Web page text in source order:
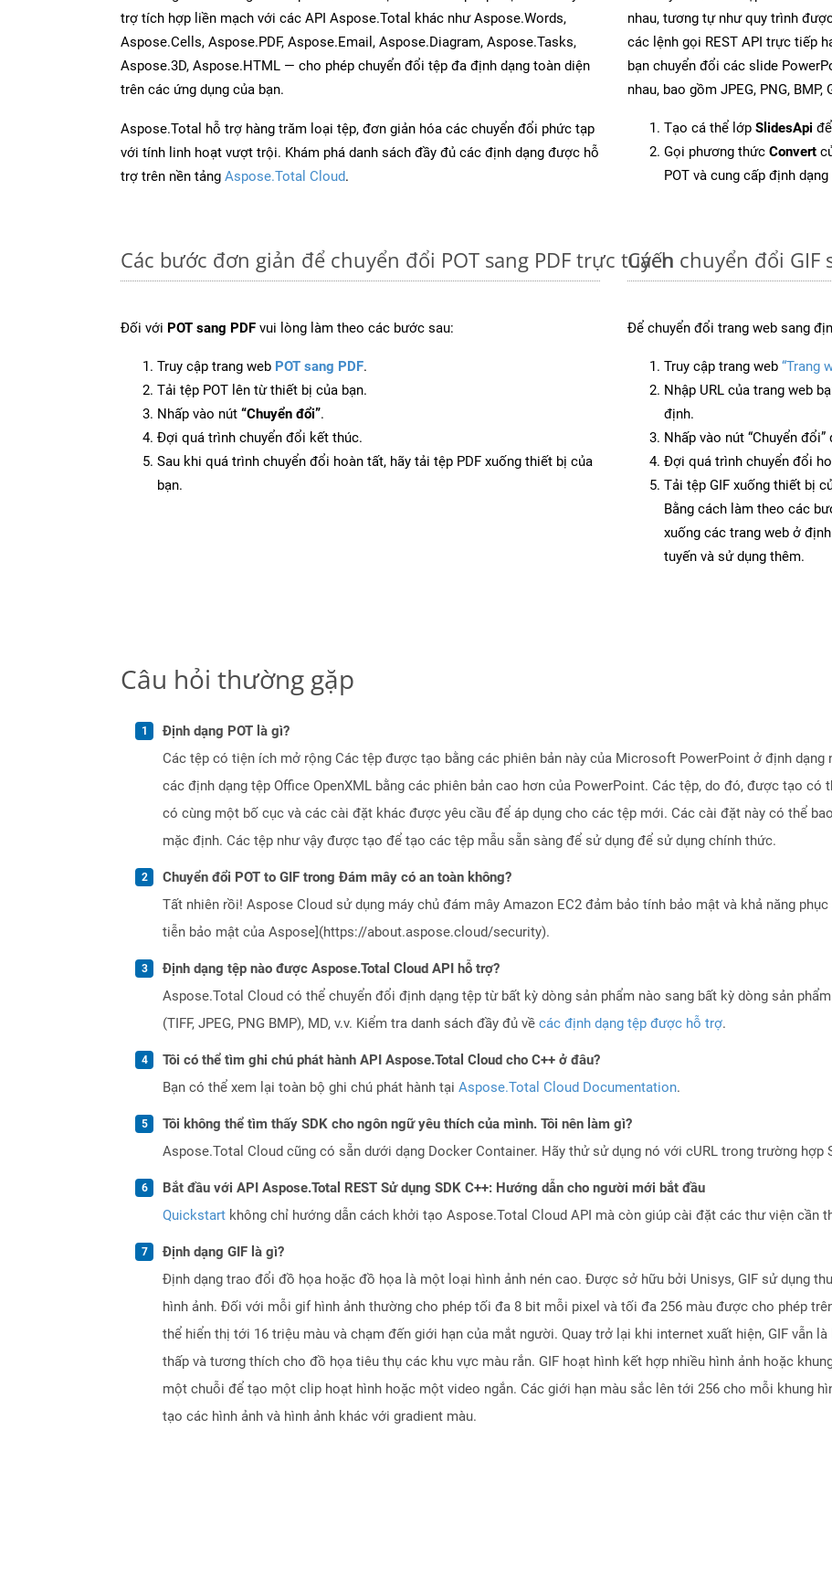
trợ tích hợp liền mạch với các API Aspose.Total khác như Aspose.Words,
Aspose.Cells, Aspose.PDF, Aspose.Email, Aspose.Diagram, Aspose.Tasks,
Aspose.3D, Aspose.HTML — cho phép chuyển đổi tệp đa định dạng toàn diện
trên các ứng dụng của bạn.
Aspose.Total hỗ trợ hàng trăm loại tệp, đơn giản hóa các chuyển đổi phức tạp
với tính linh hoạt vượt trội. Khám phá danh sách đầy đủ các định dạng được hỗ
trợ trên nền tảng Aspose.Total Cloud.
nhau, tương tự như quy trình
các lệnh gọi REST API trực tiếp
bạn chuyển đổi các slide
nhau, bao gồm JPEG, PNG, BMP,
Tạo cá thể lớp SlidesApi
Gọi phương thức Convert
POT và cung cấp định
Các bước đơn giản để chuyển đổi POT sang PDF trực tuyến
Đối với POT sang PDF vui lòng làm theo các bước sau:
Truy cập trang web POT sang PDF.
Tải tệp POT lên từ thiết bị của bạn.
Nhấp vào nút “Chuyển đổi”.
Đợi quá trình chuyển đổi kết thúc.
Sau khi quá trình chuyển đổi hoàn tất, hãy tải tệp PDF xuống thiết bị của
bạn.
Cách chuyển đổi GIF
Để chuyển đổi trang web sang
Truy cập trang web “Trang
Nhập URL của trang web
định.
Nhấp vào nút “Chuyển
Đợi quá trình chuyển đổi
Tải tệp GIF xuống thiết bị
Bằng cách làm theo các
xuống các trang web ở
tuyến và sử dụng thêm.
Câu hỏi thường gặp
Định dạng POT là gì?
Các tệp có tiện ích mở rộng Các tệp được tạo bằng các phiên bản này của Microsoft PowerPoint ở định
các định dạng tệp Office OpenXML bằng các phiên bản cao hơn của PowerPoint. Các tệp, do đó, được tạo
có cùng một bố cục và các cài đặt khác được yêu cầu để áp dụng cho các tệp mới. Các cài đặt này có thể
mặc định. Các tệp như vậy được tạo để tạo các tệp mẫu sẵn sàng để sử dụng để sử dụng chính thức.
Chuyển đổi POT to GIF trong Đám mây có an toàn không?
Tất nhiên rồi! Aspose Cloud sử dụng máy chủ đám mây Amazon EC2 đảm bảo tính bảo mật và khả năng
tiễn bảo mật của Aspose](https://about.aspose.cloud/security).
Định dạng tệp nào được Aspose.Total Cloud API hỗ trợ?
Aspose.Total Cloud có thể chuyển đổi định dạng tệp từ bất kỳ dòng sản phẩm nào sang bất kỳ dòng sản phẩm
(TIFF, JPEG, PNG BMP), MD, v.v. Kiểm tra danh sách đầy đủ về các định dạng tệp được hỗ trợ.
Tôi có thể tìm ghi chú phát hành API Aspose.Total Cloud cho C++ ở đâu?
Bạn có thể xem lại toàn bộ ghi chú phát hành tại Aspose.Total Cloud Documentation.
Tôi không thể tìm thấy SDK cho ngôn ngữ yêu thích của mình. Tôi nên làm gì?
Aspose.Total Cloud cũng có sẵn dưới dạng Docker Container. Hãy thử sử dụng nó với cURL trong trường hợp
Bắt đầu với API Aspose.Total REST Sử dụng SDK C++: Hướng dẫn cho người mới bắt đầu
Quickstart không chỉ hướng dẫn cách khởi tạo Aspose.Total Cloud API mà còn giúp cài đặt các thư viện cần
Định dạng GIF là gì?
Định dạng trao đổi đồ họa hoặc đồ họa là một loại hình ảnh nén cao. Được sở hữu bởi Unisys, GIF sử dụng
hình ảnh. Đối với mỗi gif hình ảnh thường cho phép tối đa 8 bit mỗi pixel và tối đa 256 màu được cho phép
thể hiển thị tới 16 triệu màu và chạm đến giới hạn của mắt người. Quay trở lại khi internet xuất hiện, GIF vẫn
thấp và tương thích cho đồ họa tiêu thụ các khu vực màu rắn. GIF hoạt hình kết hợp nhiều hình ảnh hoặc
một chuỗi để tạo một clip hoạt hình hoặc một video ngắn. Các giới hạn màu sắc lên tới 256 cho mỗi khung
tạo các hình ảnh và hình ảnh khác với gradient màu.